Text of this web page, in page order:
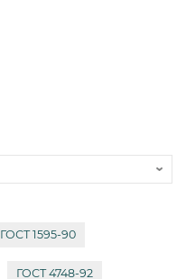
ГОСТ 1595-90
ГОСТ 4748-92